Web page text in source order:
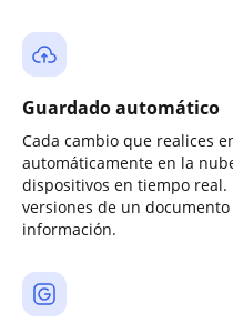
Guardado automático
Cada cambio que realices
automáticamente en la
dispositivos en tiempo real.
versiones de un
información.